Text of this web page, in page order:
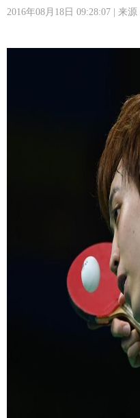
公益
摄影
2016年08月18日 09:28:07 | 来